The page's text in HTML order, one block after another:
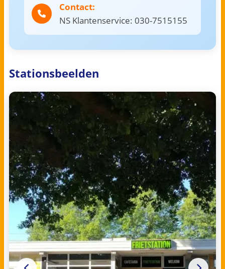
Contact:
NS Klantenservice: 030-7515155
Stationsbeelden